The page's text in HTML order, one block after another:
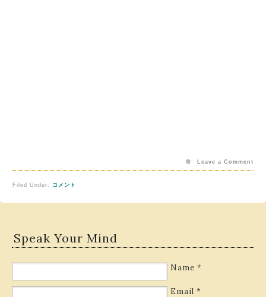
Filed Under: コメント
Leave a Comment
Speak Your Mind
Name *
Email *